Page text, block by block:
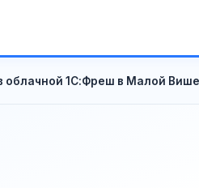
облачной 1С:Фреш в Малой